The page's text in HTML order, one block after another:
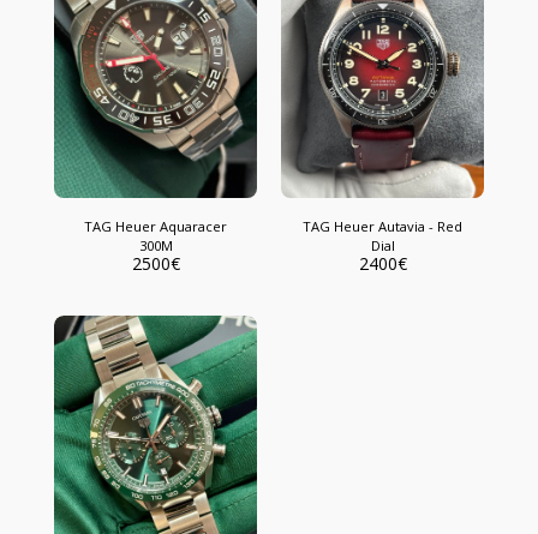
TAG Heuer Aquaracer
300M
2500€
TAG Heuer Autavia - Red
Dial
2400€